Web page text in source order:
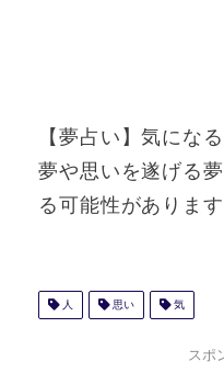
【夢占い】気にな
夢や思いを遂げる
る可能性があります
人 思い 気
スポ